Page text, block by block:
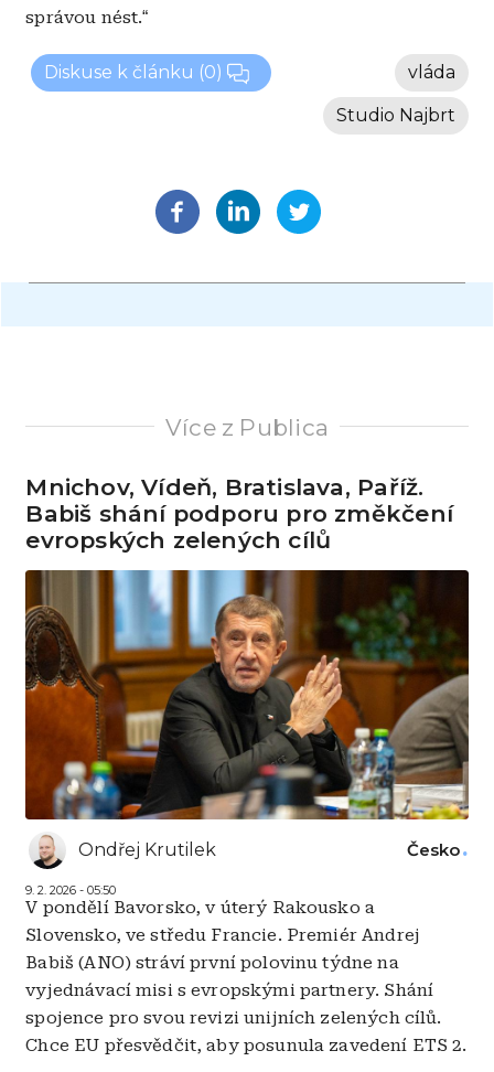
správou nést.“
Diskuse k článku (0) vláda
Studio Najbrt
Více z Publica
Mnichov, Vídeň, Bratislava, Paříž.
Babiš shání podporu pro změkčení
evropských zelených cílů
Ondřej Krutilek
9. 2. 2026 - 05:50
Česko
V pondělí Bavorsko, v úterý Rakousko a
Slovensko, ve středu Francie. Premiér Andrej
Babiš (ANO) stráví první polovinu týdne na
vyjednávací misi s evropskými partnery. Shání
spojence pro svou revizi unijních zelených cílů.
Chce EU přesvědčit, aby posunula zavedení ETS 2.